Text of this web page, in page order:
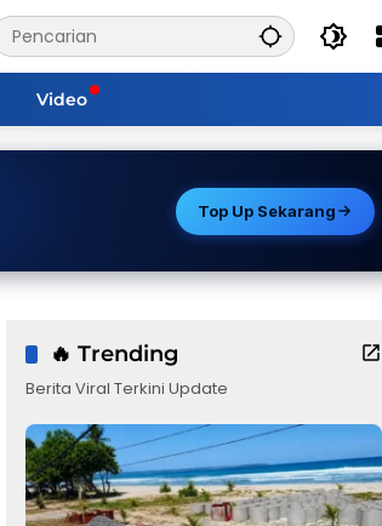
Video
Top Up Sekarang
🔥 Trending
Berita Viral Terkini Update